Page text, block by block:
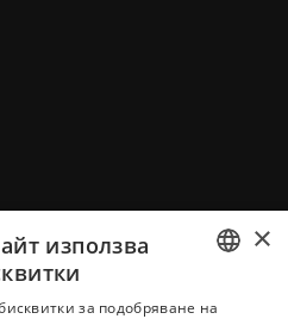
BULGARIAN
×
използва
за подобряване на